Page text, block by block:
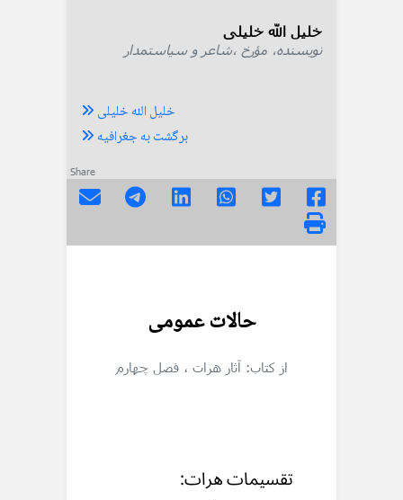
خلیل الله خلیلی
نویسنده، مؤرخ ،شاعر و سیاستمدار
خلیل الله خلیلی
برگشت به جغرافیه
Share
حالات عمومی
از کتاب: آثار هرات ، فصل چهارم
تقسیماتهرات: